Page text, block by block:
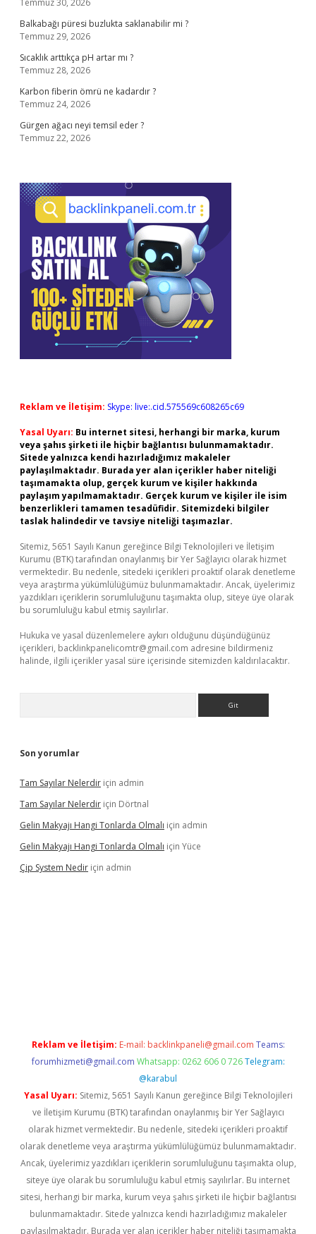
Temmuz 30, 2026
Balkabağı püresi buzlukta saklanabilir mi ?
Temmuz 29, 2026
Sıcaklık arttıkça pH artar mı ?
Temmuz 28, 2026
Karbon fiberin ömrü ne kadardır ?
Temmuz 24, 2026
Gürgen ağacı neyi temsil eder ?
Temmuz 22, 2026
Reklam ve İletişim: Skype: live:.cid.575569c608265c69
Yasal Uyarı: Bu internet sitesi, herhangi bir marka, kurum
veya şahıs şirketi ile hiçbir bağlantısı bulunmamaktadır.
Sitede yalnızca kendi hazırladığımız makaleler
paylaşılmaktadır. Burada yer alan içerikler haber niteliği
taşımamakta olup, gerçek kurum ve kişiler hakkında
paylaşım yapılmamaktadır. Gerçek kurum ve kişiler ile isim
benzerlikleri tamamen tesadüfidir. Sitemizdeki bilgiler
taslak halindedir ve tavsiye niteliği taşımazlar.
Sitemiz, 5651 Sayılı Kanun gereğince Bilgi Teknolojileri ve İletişim
Kurumu (BTK) tarafından onaylanmış bir Yer Sağlayıcı olarak hizmet
vermektedir. Bu nedenle, sitedeki içerikleri proaktif olarak denetleme
veya araştırma yükümlülüğümüz bulunmamaktadır. Ancak, üyelerimiz
yazdıkları içeriklerin sorumluluğunu taşımakta olup, siteye üye olarak
bu sorumluluğu kabul etmiş sayılırlar.
Hukuka ve yasal düzenlemelere aykırı olduğunu düşündüğünüz
içerikleri, backlinkpanelicomtr@gmail.com adresine bildirmeniz
halinde, ilgili içerikler yasal süre içerisinde sitemizden kaldırılacaktır.
Son yorumlar
Tam Sayılar Nelerdir için admin
Tam Sayılar Nelerdir için Dörtnal
Gelin Makyajı Hangi Tonlarda Olmalı için admin
Gelin Makyajı Hangi Tonlarda Olmalı için Yüce
Çip System Nedir için admin
Reklam ve İletişim: E-mail: backlinkpaneli@gmail.com Teams:
forumhizmeti@gmail.com Whatsapp: 0262 606 0 726 Telegram:
@karabul
Yasal Uyarı: Sitemiz, 5651 Sayılı Kanun gereğince Bilgi Teknolojileri
ve İletişim Kurumu (BTK) tarafından onaylanmış bir Yer Sağlayıcı
olarak hizmet vermektedir. Bu nedenle, sitedeki içerikleri proaktif
olarak denetleme veya araştırma yükümlülüğümüz bulunmamaktadır.
Ancak, üyelerimiz yazdıkları içeriklerin sorumluluğunu taşımakta olup,
siteye üye olarak bu sorumluluğu kabul etmiş sayılırlar. Bu internet
sitesi, herhangi bir marka, kurum veya şahıs şirketi ile hiçbir bağlantısı
bulunmamaktadır. Sitede yalnızca kendi hazırladığımız makaleler
paylaşılmaktadır. Burada yer alan içerikler haber niteliği taşımamakta